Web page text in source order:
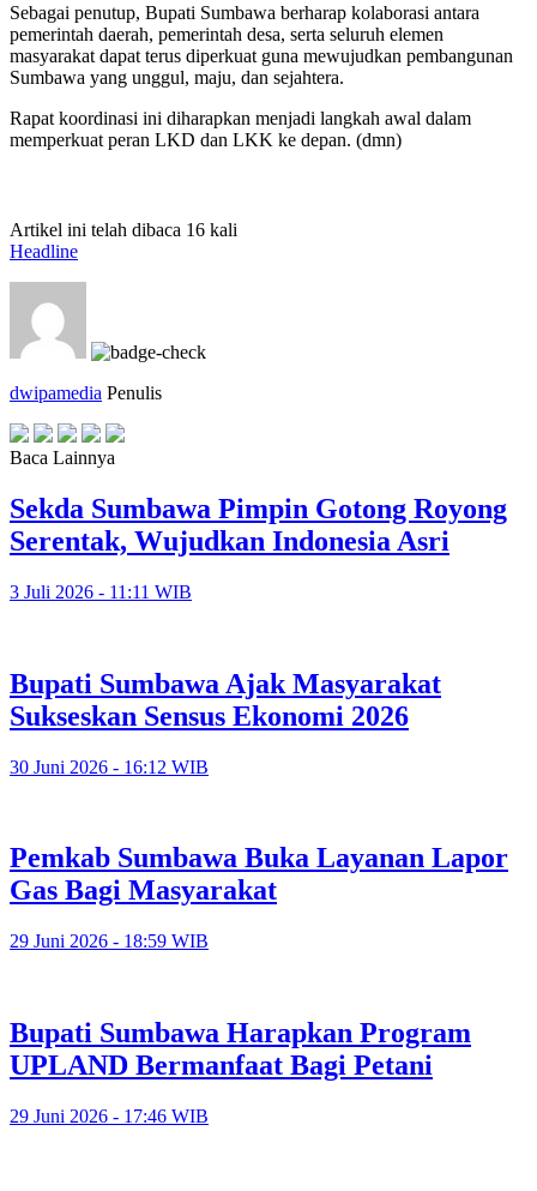
Sebagai penutup, Bupati Sumbawa berharap kolaborasi antara
pemerintah daerah, pemerintah desa, serta seluruh elemen
masyarakat dapat terus diperkuat guna mewujudkan pembangunan
Sumbawa yang unggul, maju, dan sejahtera.
Rapat koordinasi ini diharapkan menjadi langkah awal dalam
memperkuat peran LKD dan LKK ke depan. (dmn)
Artikel ini telah dibaca 16 kali
Headline
dwipamedia Penulis
Baca Lainnya
Sekda Sumbawa Pimpin Gotong Royong
Serentak, Wujudkan Indonesia Asri
3 Juli 2026 - 11:11 WIB
Bupati Sumbawa Ajak Masyarakat
Sukseskan Sensus Ekonomi 2026
30 Juni 2026 - 16:12 WIB
Pemkab Sumbawa Buka Layanan Lapor
Gas Bagi Masyarakat
29 Juni 2026 - 18:59 WIB
Bupati Sumbawa Harapkan Program
UPLAND Bermanfaat Bagi Petani
29 Juni 2026 - 17:46 WIB